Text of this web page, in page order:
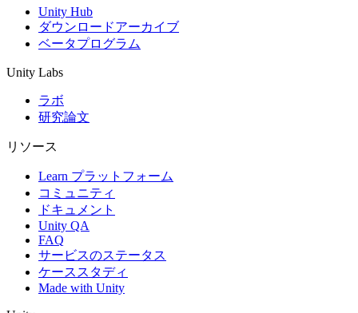
Unity Hub
ダウンロードアーカイブ
ベータプログラム
Unity Labs
ラボ
研究論文
リソース
Learn プラットフォーム
コミュニティ
ドキュメント
Unity QA
FAQ
サービスのステータス
ケーススタディ
Made with Unity